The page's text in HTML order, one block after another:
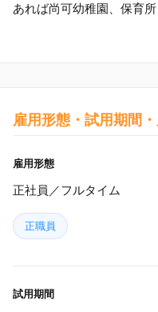
あれば尚可幼稚園、保育
雇用形態・試用期間
雇用形態
正社員／フルタイム
正職員
試用期間